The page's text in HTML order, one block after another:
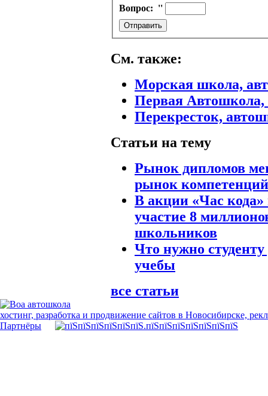
Вопрос: ''
См. также:
Морская школа,
Первая
Перекресток,
Статьи на тему
Рынок дипломов
рынок компетенций
В акции «Час
участие 8
школьников
Что нужно
учебы
все статьи
хостинг, разработка и продвижение сайтов в Новосибирске,
Партнёры